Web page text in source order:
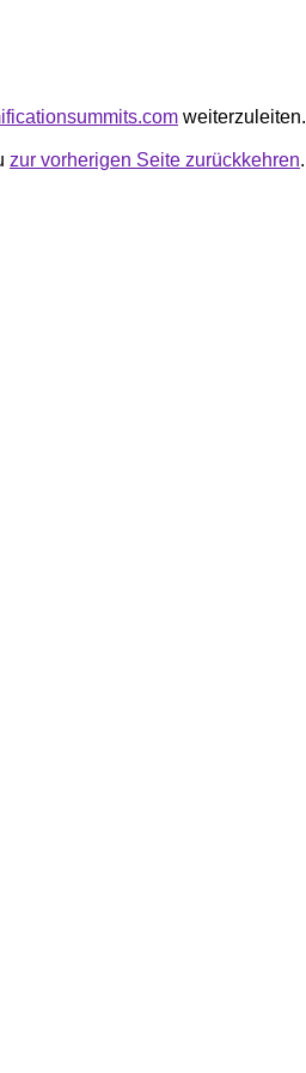
weiterzuleiten.
zur vorherigen Seite zurückkehren.